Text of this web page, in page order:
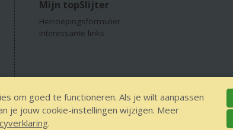
Mijn topSlijter
Herroepingsformulier
Interessante links
18 GEEN alcohol IDIN/ITSME sitemap Privacy
om goed te functioneren. Als je wilt aanpassen
je jouw cookie-instellingen wijzigen. Meer
.